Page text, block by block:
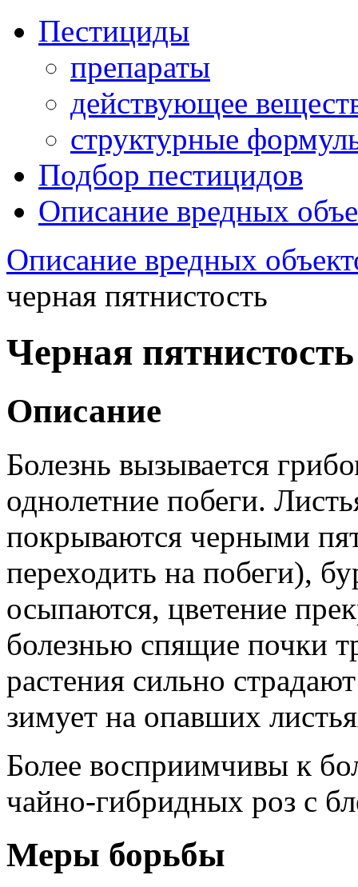
Пестициды
препараты
действующее
структурные
Подбор пестицидов
Описание вредных
Описание вредных
черная пятнистость
Черная
Описание
Болезнь вызывается
однолетние побеги.
покрываются черными
переходить на побеги),
осыпаются, цветение
болезнью спящие почки
растения сильно
зимует на опавших
Более восприимчивы к
чайно-гибридных роз с
Меры борьбы